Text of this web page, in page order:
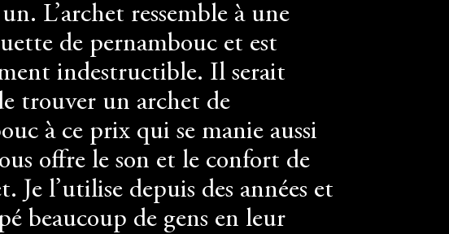
L’archet ressemble à une
de pernambouc et est
indestructible. Il serait
trouver un archet de
à ce prix qui se manie aussi
offre le son et le confort de
Je l’utilise depuis des années et
beaucoup de gens en leur